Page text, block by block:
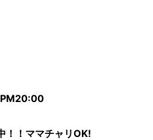
！！ママチャリOK!